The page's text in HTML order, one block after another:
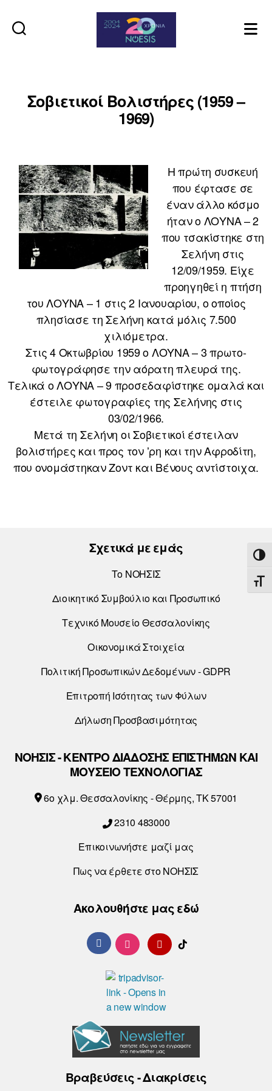
Σοβιετικοί Βολιστήρες (1959 –
1969)
Η πρώτη συσκευή
που έφτασε σε
έναν άλλο κόσμο
ήταν ο ΛΟΥΝΑ – 2
που τσακίστηκε στη
Σελήνη στις
12/09/1959. Είχε
προηγηθεί η πτήση
του ΛΟΥΝΑ – 1 στις 2 Ιανουαρίου, ο οποίος
πλησίασε τη Σελήνη κατά μόλις 7.500
χιλιόμετρα.
Στις 4 Οκτωβρίου 1959 ο ΛΟΥΝΑ – 3 πρωτο-
φωτογράφησε την αόρατη πλευρά της.
Τελικά ο ΛΟΥΝΑ – 9 προσεδαφίστηκε ομαλά και
έστειλε φωτογραφίες της Σελήνης στις
03/02/1966.
Μετά τη Σελήνη οι Σοβιετικοί έστειλαν
βολιστήρες και προς τον ʼρη και την Αφροδίτη,
που ονομάστηκαν Ζοντ και Βένους αντίστοιχα.
Σχετικά με εμάς
Το ΝΟΗΣΙΣ
Διοικητικό Συμβούλιο και Προσωπικό
Τεχνικό Μουσείο Θεσσαλονίκης
Οικονομικά Στοιχεία
Πολιτική Προσωπικών Δεδομένων - GDPR
Επιτροπή Ισότητας των Φύλων
Δήλωση Προσβασιμότητας
ΝΟΗΣΙΣ - ΚΕΝΤΡΟ ΔΙΑΔΟΣΗΣ ΕΠΙΣΤΗΜΩΝ ΚΑΙ
ΜΟΥΣΕΙΟ ΤΕΧΝΟΛΟΓΙΑΣ
6o χλμ. Θεσσαλονίκης - Θέρμης, ΤΚ 57001
2310 483000
Επικοινωνήστε μαζί μας
Πως να έρθετε στο ΝΟΗΣΙΣ
Ακολουθήστε μας εδώ
Βραβεύσεις - Διακρίσεις